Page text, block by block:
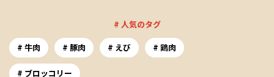
# 人気のタグ
牛肉
豚肉 えび 鶏肉
ブロッコリー